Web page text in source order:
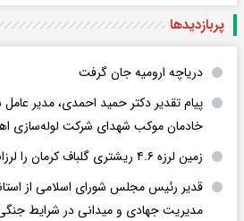
پربازدید‌ها
دریاچه ارومیه جان گرفت
پیام تقدیر دکتر حمید احمدی، مدیر عامل
خادمان موکب شهدای شرکت لوله‌سازی
زمین لرزه ۴.۶ ریشتری گلباف کرمان را لرزاند
قدیر رئیس مجلس شورای اسلامی از
مدیریت جهادی و میدانی در شرایط